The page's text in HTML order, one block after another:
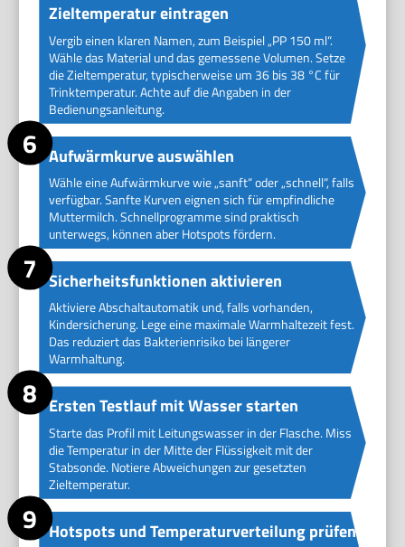
Zieltemperatur eintragen
Vergib einen klaren Namen, zum Beispiel „PP 150 ml“.
Wähle das Material und das gemessene Volumen. Setze
die Zieltemperatur, typischerweise um 36 bis 38 °C für
Trinktemperatur. Achte auf die Angaben in der
Bedienungsanleitung.
Aufwärmkurve auswählen
Wähle eine Aufwärmkurve wie „sanft“ oder „schnell“, falls
verfügbar. Sanfte Kurven eignen sich für empfindliche
Muttermilch. Schnellprogramme sind praktisch
unterwegs, können aber Hotspots fördern.
Sicherheitsfunktionen aktivieren
Aktiviere Abschaltautomatik und, falls vorhanden,
Kindersicherung. Lege eine maximale Warmhaltezeit fest.
Das reduziert das Bakterienrisiko bei längerer
Warmhaltung.
Ersten Testlauf mit Wasser starten
Starte das Profil mit Leitungswasser in der Flasche. Miss
die Temperatur in der Mitte der Flüssigkeit mit der
Stabsonde. Notiere Abweichungen zur gesetzten
Zieltemperatur.
Hotspots und Temperaturverteilung prüfen